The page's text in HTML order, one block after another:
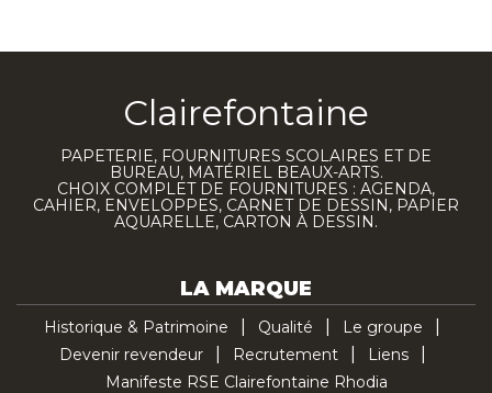
Clairefontaine
PAPETERIE, FOURNITURES SCOLAIRES ET DE
BUREAU, MATÉRIEL BEAUX-ARTS.
CHOIX COMPLET DE FOURNITURES : AGENDA,
CAHIER, ENVELOPPES, CARNET DE DESSIN, PAPIER
AQUARELLE, CARTON À DESSIN.
LA MARQUE
Historique & Patrimoine Qualité
Le groupe
Devenir revendeur
Recrutement
Liens
Manifeste RSE Clairefontaine Rhodia